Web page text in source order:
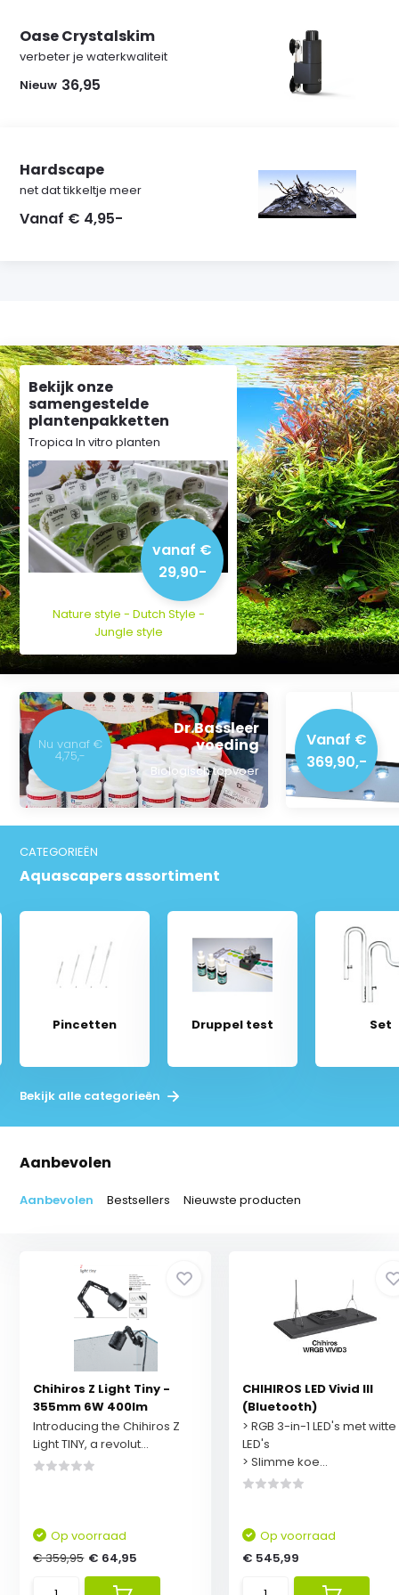
Bekijk onze
samengestelde
plantenpakketten
Tropica In vitro planten
vanaf €
29,90-
Nature style - Dutch Style -
Jungle style
Dr.Bassleer
voeding
Biologisch topvoer
Nu vanaf €
4,75,-
Vanaf €
369,90,-
Oase Crystalskim
verbeter je waterkwaliteit
Nieuw 36,95
Hardscape
net dat tikkeltje meer
Vanaf € 4,95-
CATEGORIEËN
Aquascapers assortiment
Bekijk alle categorieën
Pincetten Druppel test Set
Aanbevolen
Aanbevolen Bestsellers Nieuwste producten
Chihiros Z Light Tiny -
355mm 6W 400lm
Introducing the Chihiros Z
Light TINY, a revolut...
Op voorraad
€ 359,95 € 64,95
CHIHIROS LED Vivid III
(Bluetooth)
> RGB 3-in-1 LED's met witte
LED's
> Slimme koe...
Op voorraad
€ 545,99